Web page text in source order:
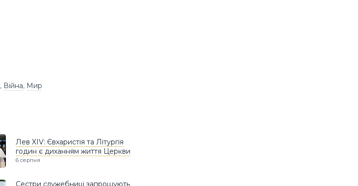
, Війна, Мир
Лев XIV: Євхаристія та Літургія
годин є диханням життя Церкви
6 серпня
Сестри служебниці запрошують